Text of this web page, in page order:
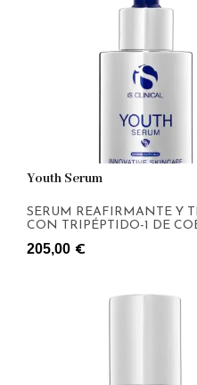
Youth Serum
SÉRUM REAFIRMANTE Y
CON TRIPÉPTIDO-1 DE
205,00 €